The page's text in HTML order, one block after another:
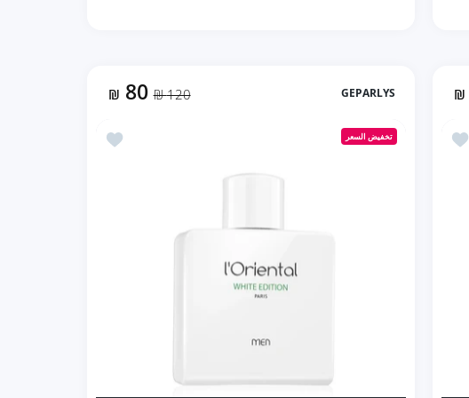
زيادة كمية Geparlys Si Belle سي بيلا (85ml ستاتي) Default Title
₪
أضف إلى المفضلة Geparlys Fancy Blush Johan.b فانسي بلش (90ml ستاتي)
GEPARLYS
80
₪ 120 ₪
تخفيض السعر أضف إلى المفضلة Geparlys l'Oriental White Edition لورينتل وايت ايديشن (90ml رجالي)